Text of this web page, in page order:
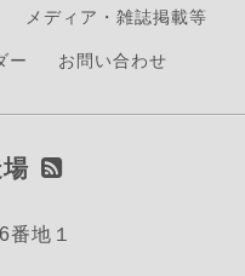
メディア・雑誌掲載等
ー お問い合わせ
地１